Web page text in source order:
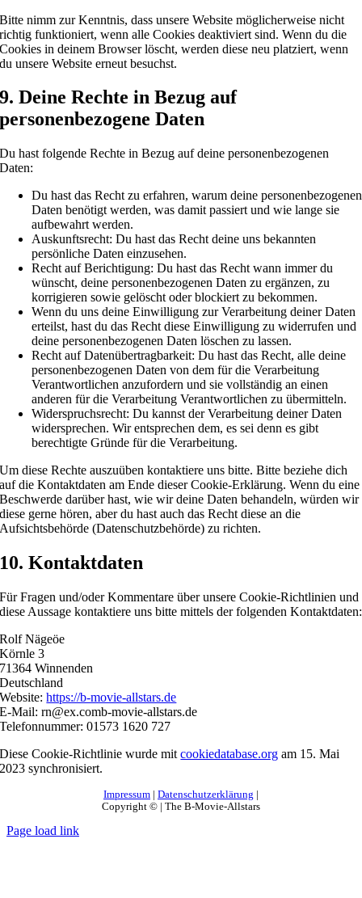
Bitte nimm zur Kenntnis, dass unsere Website möglicherweise nicht
richtig funktioniert, wenn alle Cookies deaktiviert sind. Wenn du die
Cookies in deinem Browser löscht, werden diese neu platziert, wenn
du unsere Website erneut besuchst.
9. Deine Rechte in Bezug auf
personenbezogene Daten
Du hast folgende Rechte in Bezug auf deine personenbezogenen
Daten:
Du hast das Recht zu erfahren, warum deine personenbezogenen
Daten benötigt werden, was damit passiert und wie lange sie
aufbewahrt werden.
Auskunftsrecht: Du hast das Recht deine uns bekannten
persönliche Daten einzusehen.
Recht auf Berichtigung: Du hast das Recht wann immer du
wünscht, deine personenbezogenen Daten zu ergänzen, zu
korrigieren sowie gelöscht oder blockiert zu bekommen.
Wenn du uns deine Einwilligung zur Verarbeitung deiner Daten
erteilst, hast du das Recht diese Einwilligung zu widerrufen und
deine personenbezogenen Daten löschen zu lassen.
Recht auf Datenübertragbarkeit: Du hast das Recht, alle deine
personenbezogenen Daten von dem für die Verarbeitung
Verantwortlichen anzufordern und sie vollständig an einen
anderen für die Verarbeitung Verantwortlichen zu übermitteln.
Widerspruchsrecht: Du kannst der Verarbeitung deiner Daten
widersprechen. Wir entsprechen dem, es sei denn es gibt
berechtigte Gründe für die Verarbeitung.
Um diese Rechte auszuüben kontaktiere uns bitte. Bitte beziehe dich
auf die Kontaktdaten am Ende dieser Cookie-Erklärung. Wenn du eine
Beschwerde darüber hast, wie wir deine Daten behandeln, würden wir
diese gerne hören, aber du hast auch das Recht diese an die
Aufsichtsbehörde (Datenschutzbehörde) zu richten.
10. Kontaktdaten
Für Fragen und/oder Kommentare über unsere Cookie-Richtlinien und
diese Aussage kontaktiere uns bitte mittels der folgenden Kontaktdaten:
Rolf Nägeöe
Körnle 3
71364 Winnenden
Deutschland
Website:https://b-movie-allstars.de
E-Mail:rn@ex.comb-movie-allstars.de
Telefonnummer: 01573 1620 727
Diese Cookie-Richtlinie wurde mitcookiedatabase.org am 15. Mai
2023 synchronisiert.
Impressum Datenschutzerklärung
Copyright © | The B-Movie-Allstars
Page load link